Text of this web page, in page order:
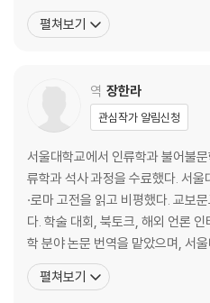
ㆍ괴롭힘은 어떻게 시작되나요?
ㆍ‘왜 하필 나한테 이런 일이 일어난
ㆍ아이들 사이에서 인기란 무엇인가요?
ㆍ가해자의 동기는 무엇인가요?
ㆍ가해자가 가장 많이 노리는 피해
ㆍ다른 아이들이 개입하지 않는 이유
ㆍ가해자라고 오해받을 수도 있을까
ㆍ형제자매 중 괴롭힘을 당하는 것
ㆍ가해자 부모의 전형적인 유형이 있
ㆍ피해자 부모의 전형적인 유형이 있
육부 장관에게 레지옹 도뇌르 기사
임상 경험을 바탕으로 『나는 학교
펼쳐보기
역 장한라
관심작가 알림신청
서울대학교에서 인류학과 불어불
류학과 석사 과정을 수료했다. 서
·로마 고전을 읽고 비평했다. 교보
다. 학술 대회, 북토크, 해외 언론
학 분야 논문 번역을 맡았으며, 서
코치를 담당하고 있다. 옮긴 책으로
『나는 여자고, 이건 내 몸입니다』, 『
펼쳐보기